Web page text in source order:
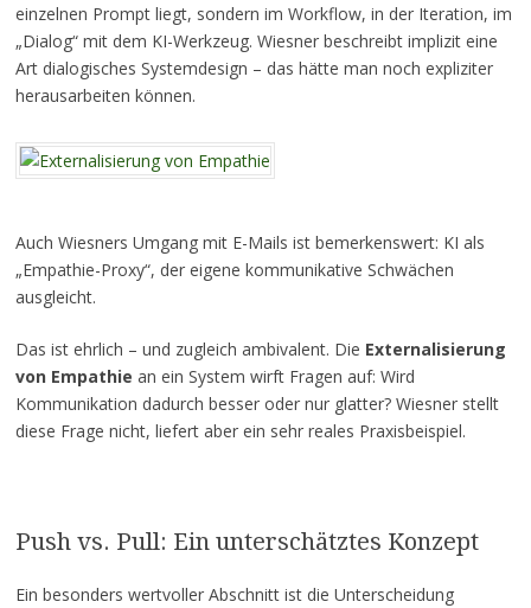
einzelnen Prompt liegt, sondern im Workflow, in der Iteration, im
„Dialog“ mit dem KI-Werkzeug. Wiesner beschreibt implizit eine
Art dialogisches Systemdesign – das hätte man noch expliziter
herausarbeiten können.
Auch Wiesners Umgang mit E-Mails ist bemerkenswert: KI als
„Empathie-Proxy“, der eigene kommunikative Schwächen
ausgleicht.
Das ist ehrlich – und zugleich ambivalent. Die Externalisierung
von Empathie an ein System wirft Fragen auf: Wird
Kommunikation dadurch besser oder nur glatter? Wiesner stellt
diese Frage nicht, liefert aber ein sehr reales Praxisbeispiel.
Push vs. Pull: Ein unterschätztes Konzept
Ein besonders wertvoller Abschnitt ist die Unterscheidung